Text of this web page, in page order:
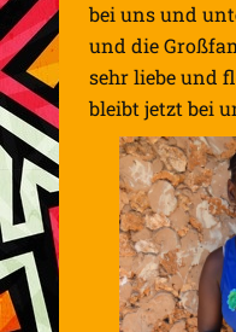
bei uns und
und die
sehr liebe und
bleibt jetzt bei